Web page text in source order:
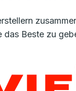
das Beste zu